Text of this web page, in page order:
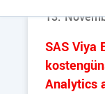
13.
SAS Viya
Analytics